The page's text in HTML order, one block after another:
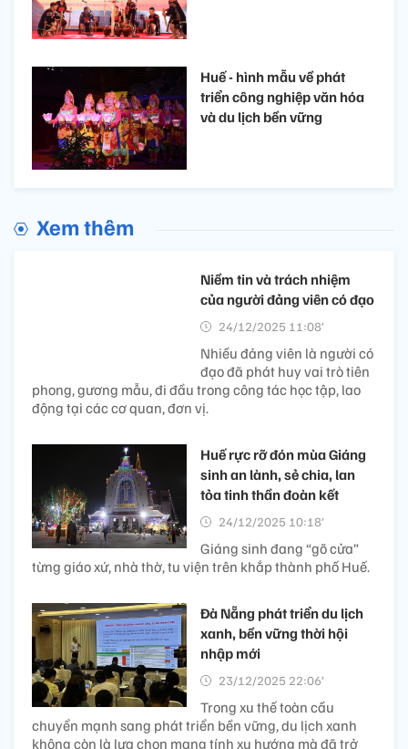
Huế - hình mẫu về phát
triển công nghiệp văn hóa
và du lịch bền vững
Xem thêm
Niềm tin và trách nhiệm
của người đảng viên có đạo
24/12/2025 11:08’
Nhiều đảng viên là người có
đạo đã phát huy vai trò tiên
phong, gương mẫu, đi đầu trong công tác học tập, lao
động tại các cơ quan, đơn vị.
Huế rực rỡ đón mùa Giáng
sinh an lành, sẻ chia, lan
tỏa tinh thần đoàn kết
24/12/2025 10:18’
Giáng sinh đang “gõ cửa”
từng giáo xứ, nhà thờ, tu viện trên khắp thành phố Huế.
Đà Nẵng phát triển du lịch
xanh, bền vững thời hội
nhập mới
23/12/2025 22:06’
Trong xu thế toàn cầu
chuyển mạnh sang phát triển bền vững, du lịch xanh
không còn là lựa chọn mang tính xu hướng mà đã trở